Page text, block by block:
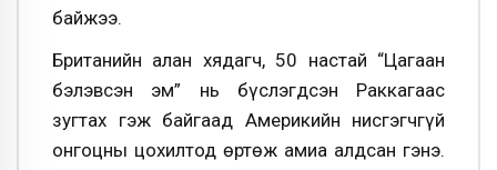
байжээ.
Британийн алан хядагч, 50 настай “Цагаан
бэлэвсэн эм” нь бүслэгдсэн Раккагаас
зугтах гэж байгаад Америкийн нисгэгчгүй
онгоцны цохилтод өртөж амиа алдсан гэнэ.